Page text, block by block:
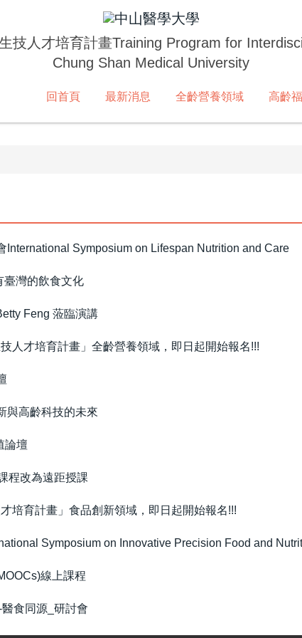
技人才培育計畫Training Program for
Chung Shan Medical University
回首頁 最新消息 全齡營養領域 高齡
International Symposium on Lifespan Nutrition and Care
臺灣的飲食文化
Feng 蒞臨演講
人才培育計畫」全齡營養領域，即日起開始報名!!!
與高齡科技的未來
論壇
程改為遠距授課
培育計畫」食品創新領域，即日起開始報名!!!
Symposium on Innovative Precision Food and
線上課程
食同源_研討會